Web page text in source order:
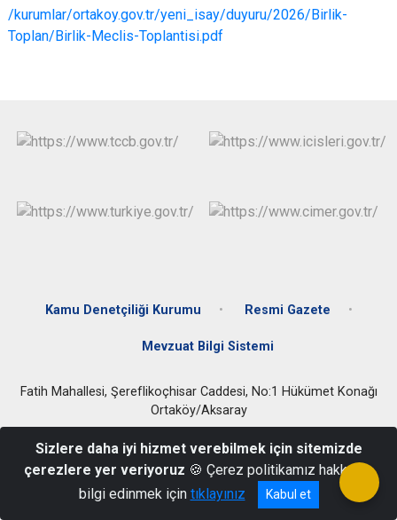
Sultanhanı
/kurumlar/ortakoy.gov.tr/yeni_isay/duyuru/2026/Birlik-
Toplan/Birlik-Meclis-Toplantisi.pdf
Kamu Denetçiliği Kurumu Resmi Gazete
Mevzuat Bilgi Sistemi
Fatih Mahallesi, Şereflikoçhisar Caddesi, No:1 Hükümet Konağı
Ortaköy/Aksaray
Sizlere daha iyi hizmet verebilmek için sitemizde
çerezlere yer veriyoruz 🍪 Çerez politikamız hakkında
bilgi edinmek için tıklayınız Kabul et